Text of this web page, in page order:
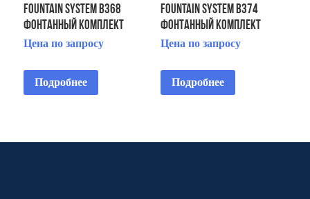
FOUNTAIN SYSTEM B368
ФОНТАННЫЙ КОМПЛЕКТ
Цена по запросу
Подробнее
FOUNTAIN SYSTEM B374
ФОНТАННЫЙ КОМПЛЕКТ
Цена по запросу
Подробнее